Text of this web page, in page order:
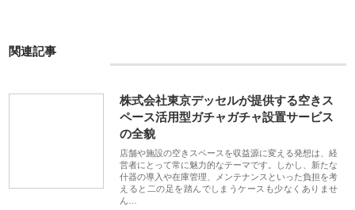
関連記事
株式会社東京デッセルが提供する空きス
ペース活用型ガチャガチャ設置サービス
の全貌
店舗や施設の空きスペースを収益源に変える発想は、経
営者にとって常に魅力的なテーマです。しかし、新たな
什器の導入や在庫管理、メンテナンスといった負担を考
えると二の足を踏んでしまうケースも少なくありませ
ん…